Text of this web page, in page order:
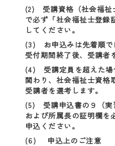
(2) 受講資格（社会福祉
で必ず「社会福祉士登録
してください。
(3) お申込みは先着順で
受付期間終了後、受講者
(4) 受講定員を超えた場
関わり、社会福祉士資格
受講者を選考します。
(5) 受講申込書の９（実
および所属長の証明欄を
申込ください。
(6) 申込上のご注意